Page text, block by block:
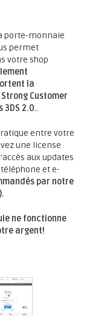
porte-monnaie
permet
votre shop
la
Customer
3DS 2.0..
entre votre
une license
aux updates
et e-
par notre
ne fonctionne
argent!